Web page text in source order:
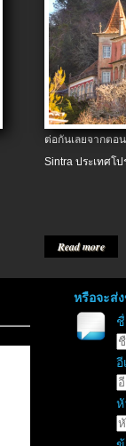
ต่อกันเลยจากต
Sintra ประเทศโป
Read more
หรือจะส่
อี
หั